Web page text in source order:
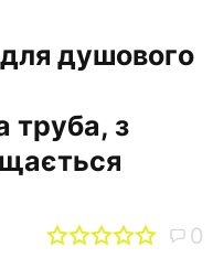
душового
труба, з
0